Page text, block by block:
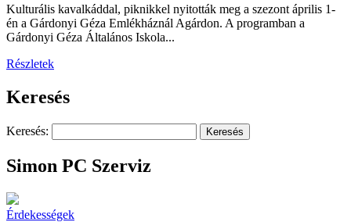
Kulturális kavalkáddal, piknikkel nyitották meg a szezont április 1-
én a Gárdonyi Géza Emlékháznál Agárdon. A programban a
Gárdonyi Géza Általános Iskola...
Részletek
Keresés
Keresés:
Simon PC Szerviz
Érdekességek